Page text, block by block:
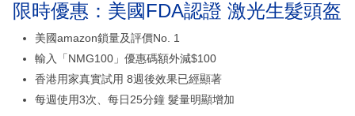
限時優惠：美國FDA認證 激光生髮頭盔
美國amazon鎖量及評價No. 1
輸入「NMG100」優惠碼額外減$100
香港用家真實試用 8週後效果已經顯著
每週使用3次、每日25分鐘 髮量明顯增加